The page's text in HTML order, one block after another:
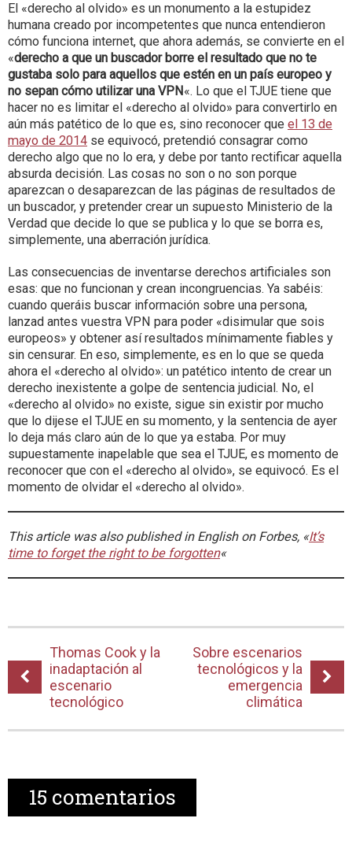
El «derecho al olvido» es un monumento a la estupidez
humana creado por incompetentes que nunca entendieron
cómo funciona internet, que ahora además, se convierte en el
«derecho a que un buscador borre el resultado que no te
gustaba solo para aquellos que estén en un país europeo y
no sepan cómo utilizar una VPN «. Lo que el TJUE tiene que
hacer no es limitar el «derecho al olvido» para convertirlo en
aún más patético de lo que es, sino reconocer que el 13 de
mayo de 2014 se equivocó, pretendió consagrar como
derecho algo que no lo era, y debe por tanto rectificar aquella
absurda decisión. Las cosas no son o no son porque
aparezcan o desaparezcan de las páginas de resultados de
un buscador, y pretender crear un supuesto Ministerio de la
Verdad que decide lo que se publica y lo que se borra es,
simplemente, una aberración jurídica.
Las consecuencias de inventarse derechos artificiales son
esas: que no funcionan y crean incongruencias. Ya sabéis:
cuando queráis buscar información sobre una persona,
lanzad antes vuestra VPN para poder «disimular que sois
europeos» y obtener así resultados mínimamente fiables y
sin censurar. En eso, simplemente, es en lo que se queda
ahora el «derecho al olvido»: un patético intento de crear un
derecho inexistente a golpe de sentencia judicial. No, el
«derecho al olvido» no existe, sigue sin existir por mucho
que lo dijese el TJUE en su momento, y la sentencia de ayer
lo deja más claro aún de lo que ya estaba. Por muy
supuestamente inapelable que sea el TJUE, es momento de
reconocer que con el «derecho al olvido», se equivocó. Es el
momento de olvidar el «derecho al olvido».
This article was also published in English on Forbes, «It’s
time to forget the right to be forgotten«
Thomas Cook y la
inadaptación al
escenario
tecnológico
Sobre escenarios
tecnológicos y la
emergencia
climática
15 comentarios